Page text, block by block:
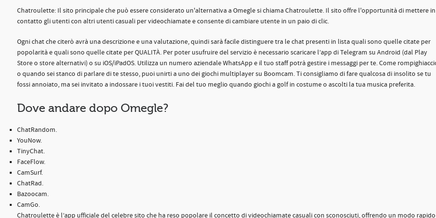
Chatroulette: Il sito principale che può essere considerato un'alternativa a Omegle si chiama Chatroulette. Il sito offre l'opportunità di mettere in
contatto gli utenti con altri utenti casuali per videochiamate e consente di cambiare utente in un paio di clic.
Ogni chat che citerò avrà una descrizione e una valutazione, quindi sarà facile distinguere tra le chat presenti in lista quali sono quelle citate per
popolarità e quali sono quelle citate per QUALITÀ. Per poter usufruire del servizio è necessario scaricare l’app di Telegram su Android (dal Play
Store o store alternativi) o su iOS/iPadOS. Utilizza un numero aziendale WhatsApp e il tuo staff potrà gestire i messaggi per te. Come
o quando sei stanco di parlare di te stesso, puoi unirti a uno dei giochi multiplayer su Boomcam. Ti consigliamo di fare qualcosa di insolito se tu
fossi annoiato, ma sei invitato a indossare i tuoi vestiti. Fai del tuo meglio quando giochi a golf in costume o ascolti la tua musica preferita.
Dove andare dopo Omegle?
ChatRandom.
YouNow.
TinyChat.
FaceFlow.
CamSurf.
ChatRad.
Bazoocam.
CamGo.
Chatroulette è l’app ufficiale del celebre sito che ha reso popolare il concetto di videochiamate casuali con sconosciuti, offrendo un modo